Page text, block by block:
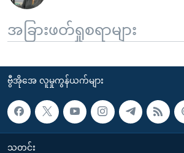
အခြားဖတ်ရှုစရာများ
ဗွီအိုအေ လူမှုကွန်ယက်များ
သတင်း